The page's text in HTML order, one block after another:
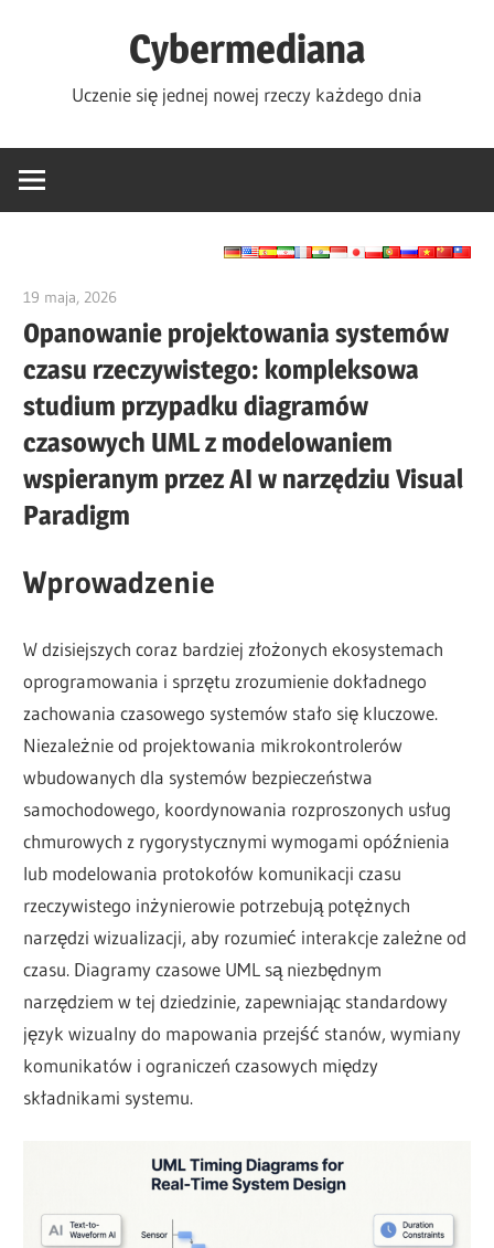
Cybermediana
Uczenie się jednej nowej rzeczy każdego dnia
19 maja, 2026
Opanowanie projektowania systemów
czasu rzeczywistego: kompleksowa
studium przypadku diagramów
czasowych UML z modelowaniem
wspieranym przez AI w narzędziu Visual
Paradigm
Wprowadzenie
W dzisiejszych coraz bardziej złożonych ekosystemach
oprogramowania i sprzętu zrozumienie dokładnego
zachowania czasowego systemów stało się kluczowe.
Niezależnie od projektowania mikrokontrolerów
wbudowanych dla systemów bezpieczeństwa
samochodowego, koordynowania rozproszonych usług
chmurowych z rygorystycznymi wymogami opóźnienia
lub modelowania protokołów komunikacji czasu
rzeczywistego inżynierowie potrzebują potężnych
narzędzi wizualizacji, aby rozumieć interakcje zależne od
czasu. Diagramy czasowe UML są niezbędnym
narzędziem w tej dziedzinie, zapewniając standardowy
język wizualny do mapowania przejść stanów, wymiany
komunikatów i ograniczeń czasowych między
składnikami systemu.